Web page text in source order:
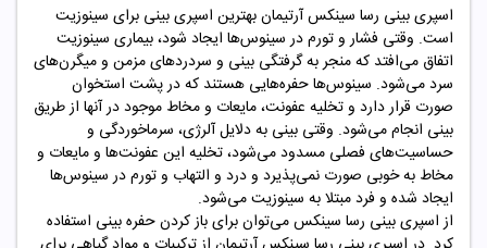
اسپری بینی رسا سینکس آرتیمان بهترین اسپری بینی برای سینوزیت
است. وقتی فشار و تورم در سینوس‌ها ایجاد شود، بیماری سینوزیت
اتفاق می‌افتد که منجر به گرفتگی بینی و سردردهای مزمن و میگرن‌های
سرد می‌شود. سینوس‌ها حفره‌هایی هستند که در پشت استخوان
صورت قرار دارد و تخلیه عفونت، مایعات و مخاط موجود در آنها از طریق
بینی انجام می‌شود. وقتی بینی به دلایل آلرژی، سرماخوردگی و
حساسیت‌های فصلی مسدود می‌شود، تخلیه این عفونت‌ها و مایعات و
مخاط به خوبی صورت نمی‌پذیرد و درد و التهاب و تورم در سینوس‌ها
ایجاد شده و فرد مبتلا به سینوزیت می‌شود.
از اسپری بینی رسا سینکس می‌توان برای باز کردن حفره بینی استفاده